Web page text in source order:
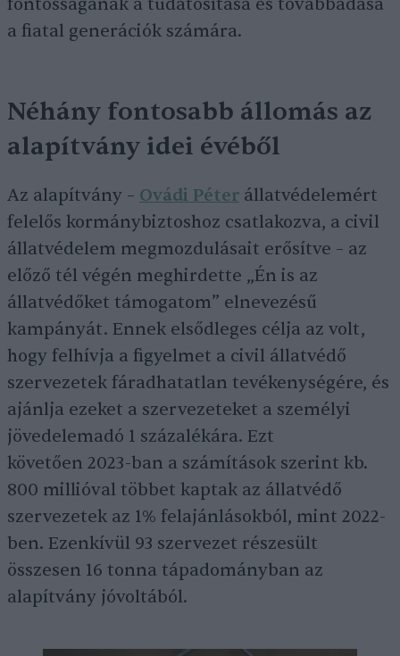
fontosságának a tudatosítása és továbbadása
a fiatal generációk számára.
Néhány fontosabb állomás az
alapítvány idei évéből
Az alapítvány – Ovádi Péter állatvédelemért
felelős kormánybiztoshoz csatlakozva, a civil
állatvédelem megmozdulásait erősítve – az
előző tél végén meghirdette „Én is az
állatvédőket támogatom” elnevezésű
kampányát. Ennek elsődleges célja az volt,
hogy felhívja a figyelmet a civil állatvédő
szervezetek fáradhatatlan tevékenységére, és
ajánlja ezeket a szervezeteket a személyi
jövedelemadó 1 százalékára. Ezt
követően 2023-ban a számítások szerint kb.
800 millióval többet kaptak az állatvédő
szervezetek az 1% felajánlásokból, mint 2022-
ben. Ezenkívül 93 szervezet részesült
összesen 16 tonna tápadományban az
alapítvány jóvoltából.